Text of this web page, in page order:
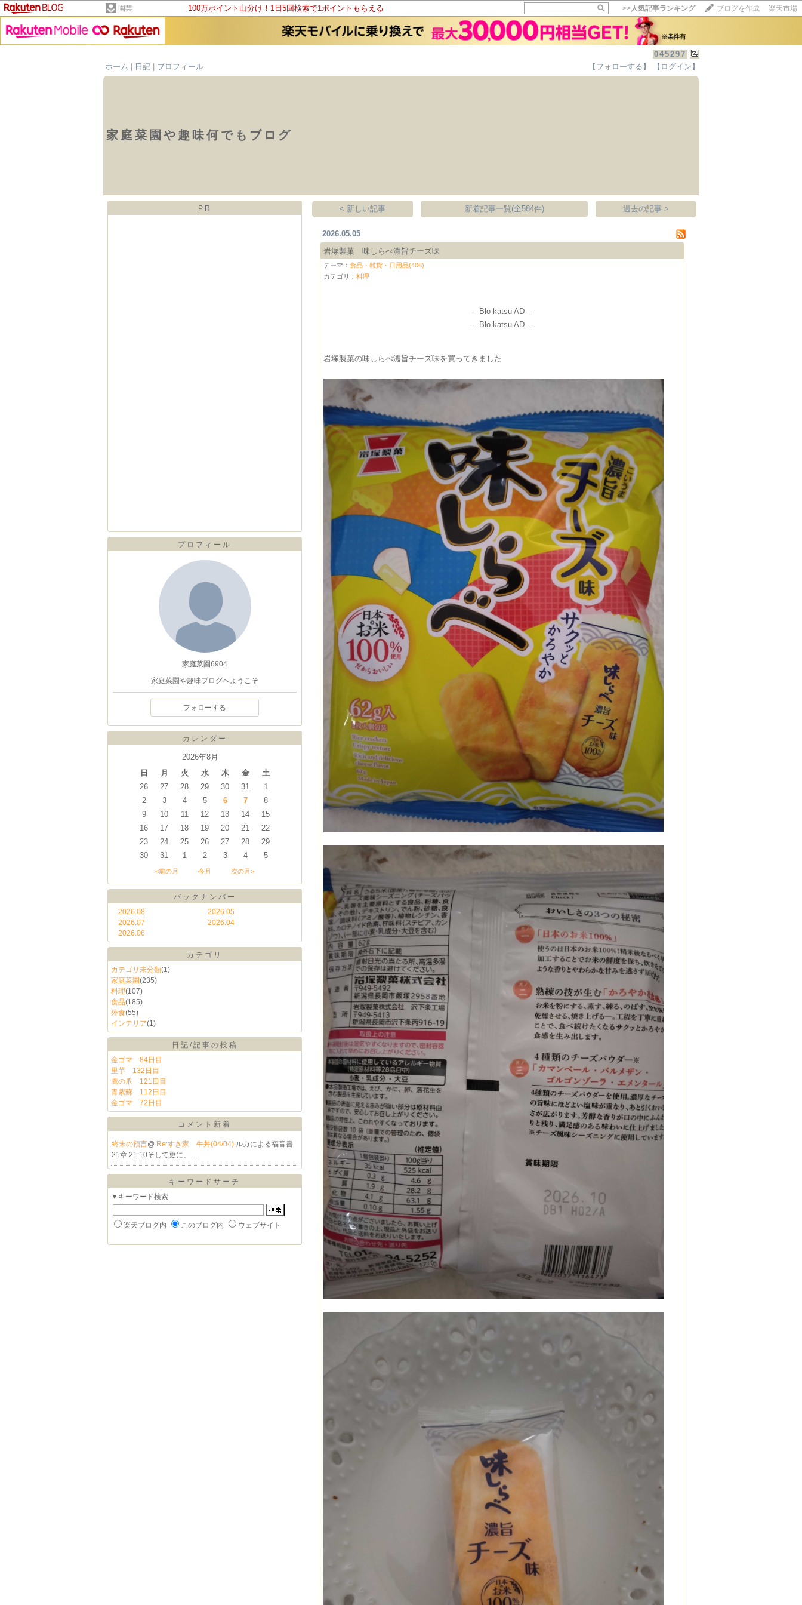
園芸 100万ポイント山分け！1日5回検索で1ポイントもらえる >>人気記事ランキング ブログを作成 楽天市場
045297
ホーム
日記 プロフィール 【フォローする】 【ログイン】
家庭菜園や趣味何でもブログ
PR
プロフィール
家庭菜園6904
家庭菜園や趣味ブログへようこそ
フォローする
カレンダー
2026年8月
日
月 火 水 木 金
土
26
27 28 29 30 31
1
2
3 4 5 6 7
8
9
10 11 12 13 14
15
16
17 18 19 20 21
22
23
24 25 26 27 28
29
30
31 1 2 3 4 5
<前の月 今月 次の月>
バックナンバー
2026.08
2026.07
2026.06
2026.05
2026.04
カテゴリ
カテゴリ未分類(1)
家庭菜園(235)
料理(107)
食品(185)
外食(55)
インテリア(1)
日記/記事の投稿
金ゴマ 84日目
里芋 132日目
鷹の爪 121日目
青紫蘇 112日目
金ゴマ 72日目
コメント新着
終末の預言@ Re:すき家 牛丼(04/04) ルカによる福音書
21章 21:10そして更に、…
キーワードサーチ
▼キーワード検索
楽天ブログ内 このブログ内 ウェブサイト
< 新しい記事 新着記事一覧(全584件) 過去の記事 >
2026.05.05
岩塚製菓 味しらべ濃旨チーズ味
テーマ：食品・雑貨・日用品(406)
カテゴリ：料理
----Blo-katsu AD----
----Blo-katsu AD----
岩塚製菓の味しらべ濃旨チーズ味を買ってきました